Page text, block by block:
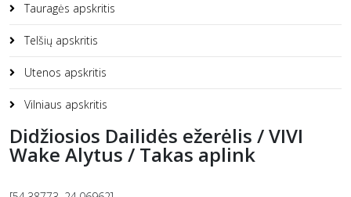
Tauragės apskritis
Telšių apskritis
Utenos apskritis
Vilniaus apskritis
Didžiosios Dailidės ežerėlis / VIVI
Wake Alytus / Takas aplink